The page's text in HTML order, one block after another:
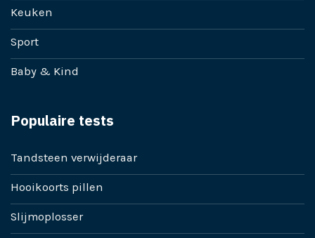
Keuken
Sport
Baby & Kind
Populaire tests
Tandsteen verwijderaar
Hooikoorts pillen
Slijmoplosser